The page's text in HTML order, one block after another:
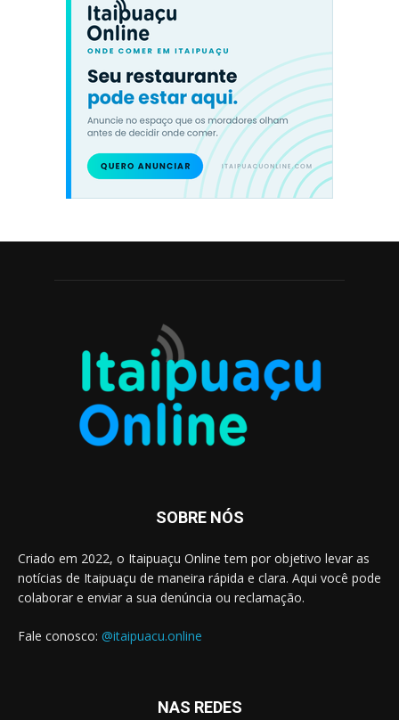
SOBRE NÓS
Criado em 2022, o Itaipuaçu Online tem por objetivo levar as
notícias de Itaipuaçu de maneira rápida e clara. Aqui você pode
colaborar e enviar a sua denúncia ou reclamação.
Fale conosco: @itaipuacu.online
NAS REDES